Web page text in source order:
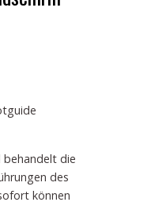
behandelt die
des
können